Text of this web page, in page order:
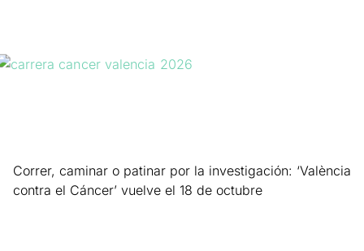
Correr, caminar o patinar por la investigación: ‘València
contra el Cáncer’ vuelve el 18 de octubre